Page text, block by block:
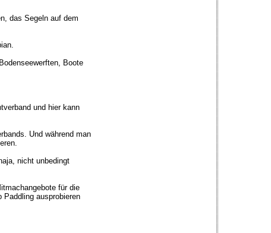
das Segeln auf dem
Boote
und hier kann
Und während man
nicht unbedingt
für die
Paddling ausprobieren